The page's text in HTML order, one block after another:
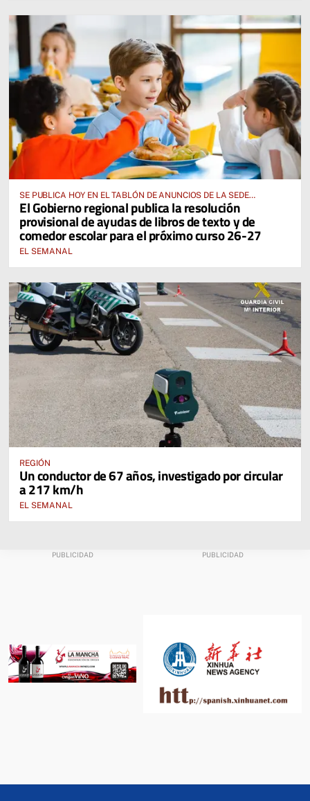
SE PUBLICA HOY EN EL TABLÓN DE ANUNCIOS DE LA SEDE
ELECTRÓNICA DE LA JUNTA DE COMUNIDADES Y EN EL PORTAL DE
EDUCACIÓN DE CASTILLA-LA MANCHA
El Gobierno regional publica la resolución
provisional de ayudas de libros de texto y de
comedor escolar para el próximo curso 26-27
EL SEMANAL
REGIÓN
Un conductor de 67 años, investigado por circular
a 217 km/h
EL SEMANAL